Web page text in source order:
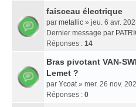
faisceau électrique
par metallic » jeu. 6 avr.
Dernier message par
Réponses : 14
Bras pivotant VAN-
Lemet ?
par Ycoat» mer. 26 nov.
Réponses : 0